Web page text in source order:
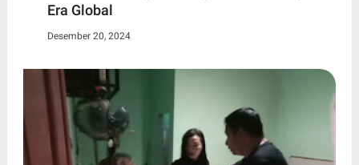
Era Global
Desember 20, 2024